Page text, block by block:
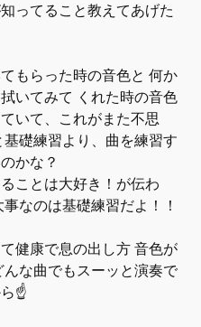
ってること教えてあげた
もらった時の音色と 何か
いてみて くれた時の音色
いて、これがまた不思
礎練習より、曲を練習す
かな？
ことは大好き！が伝わ
なのは基礎練習だよ！！
健康で息の出し方 音色が
な曲でもスーッと演奏で
☝️